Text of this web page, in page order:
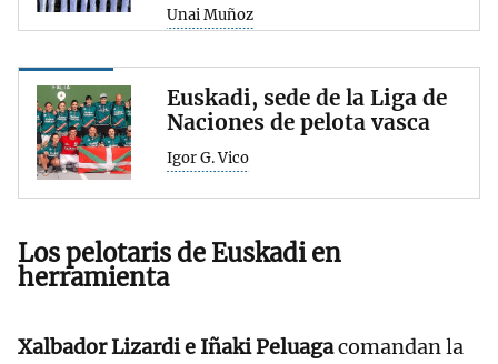
Unai Muñoz
Euskadi, sede de la Liga de
Naciones de pelota vasca
Igor G. Vico
Los pelotaris de Euskadien
herramienta
Xalbador Lizardi e Iñaki Peluagacomandan la